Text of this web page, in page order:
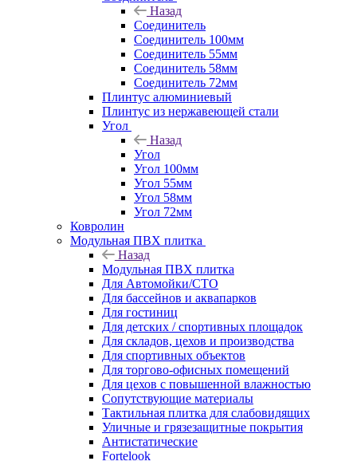
Назад
Соединитель
Соединитель 100мм
Соединитель 55мм
Соединитель 58мм
Соединитель 72мм
Плинтус алюминиевый
Плинтус из нержавеющей стали
Угол
Назад
Угол
Угол 100мм
Угол 55мм
Угол 58мм
Угол 72мм
Ковролин
Модульная ПВХ плитка
Назад
Модульная ПВХ плитка
Для Автомойки/СТО
Для бассейнов и аквапарков
Для гостиниц
Для детских / спортивных площадок
Для складов, цехов и производства
Для спортивных объектов
Для торгово-офисных помещений
Для цехов с повышенной влажностью
Сопутствующие материалы
Тактильная плитка для слабовидящих
Уличные и грязезащитные покрытия
Антистатические
Fortelook